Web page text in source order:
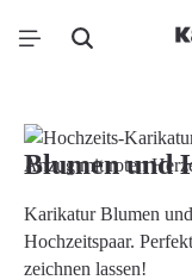
Zum Hauptinhalt
Bildergalerie
Blumen und
Karikatur Blumen
Hochzeitspaar.
zeichnen lassen!